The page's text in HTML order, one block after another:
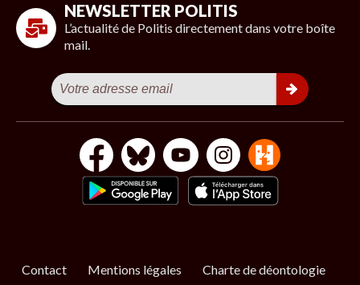
NEWSLETTER POLITIS
L’actualité de Politis directement dans votre boîte
mail.
Contact Mentions légales Charte de déontologie